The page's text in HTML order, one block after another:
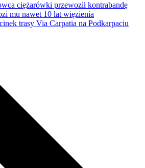
ciężarówki przewoził kontrabandę
mu nawet 10 lat więzienia
trasy Via Carpatia na Podkarpaciu